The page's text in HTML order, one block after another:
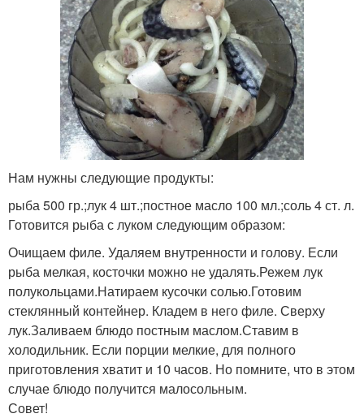
Нам нужны следующие продукты:
рыба 500 гр.;лук 4 шт.;постное масло 100 мл.;соль 4 ст. л.
Готовится рыба с луком следующим образом:
Очищаем филе. Удаляем внутренности и голову. Если
рыба мелкая, косточки можно не удалять.Режем лук
полукольцами.Натираем кусочки солью.Готовим
стеклянный контейнер. Кладем в него филе. Сверху
лук.Заливаем блюдо постным маслом.Ставим в
холодильник. Если порции мелкие, для полного
приготовления хватит и 10 часов. Но помните, что в этом
случае блюдо получится малосольным.
Совет!